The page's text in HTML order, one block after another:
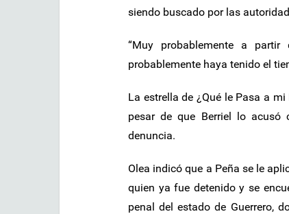
siendo buscado por las
“Muy probablemente a
probablemente haya tenido el
La estrella de ¿Qué le Pasa a
pesar de que Berriel lo
denuncia.
Olea indicó que a Peña se le
quien ya fue detenido y se
penal del estado de Guerrero,